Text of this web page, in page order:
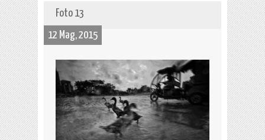
Foto 13
12 Mag, 2015